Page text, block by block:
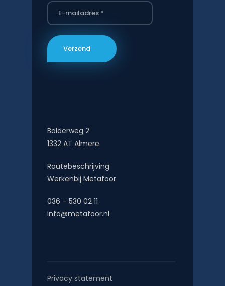
Bolderweg 2
1332 AT Almere
Routebeschrijving
Werkenbij Metafoor
036 – 530 02 11
info@metafoor.nl
Privacy statement